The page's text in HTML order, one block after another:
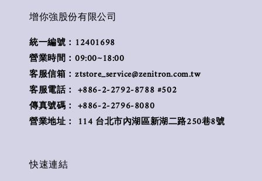
增你強股份有限公司
統一編號：12401698
營業時間：09:00~18:00
客服信箱：ztstore_service@zenitron.com.tw
客服電話： +886-2-2792-8788 #502
傳真號碼： +886-2-2796-8080
營業地址： 114 台北市內湖區新湖二路250巷8號
快速連結